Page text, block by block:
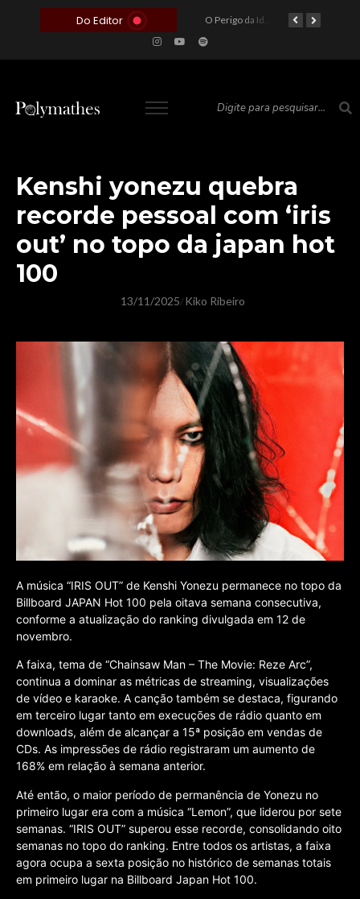
Do Editor
O Voto como Moeda: Clientelismo e o Analfabetismo Funcional Político no Brasil O Perigo da Ideologia Desenfreada na Justiça: Quando a Pauta Política Substitui a Pena Criminal
Kenshi yonezu quebra
recorde pessoal com ‘iris
out’ no topo da japan hot
100
13/11/2025/ Kiko Ribeiro
A música “IRIS OUT” de Kenshi Yonezu permanece no topo da
Billboard JAPAN Hot 100 pela oitava semana consecutiva,
conforme a atualização do ranking divulgada em 12 de
novembro.
A faixa, tema de “Chainsaw Man – The Movie: Reze Arc”,
continua a dominar as métricas de streaming, visualizações
de vídeo e karaoke. A canção também se destaca, figurando
em terceiro lugar tanto em execuções de rádio quanto em
downloads, além de alcançar a 15ª posição em vendas de
CDs. As impressões de rádio registraram um aumento de
168% em relação à semana anterior.
Até então, o maior período de permanência de Yonezu no
primeiro lugar era com a música “Lemon”, que liderou por sete
semanas. “IRIS OUT” superou esse recorde, consolidando oito
semanas no topo do ranking. Entre todos os artistas, a faixa
agora ocupa a sexta posição no histórico de semanas totais
em primeiro lugar na Billboard Japan Hot 100.